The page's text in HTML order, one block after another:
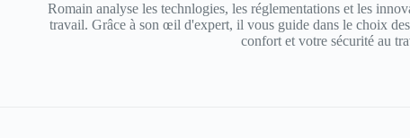
Romain analyse les technlogies, les réglementations et les
travail. Grâce à son œil d'expert, il vous guide dans le choix
confort et votre sécurité au